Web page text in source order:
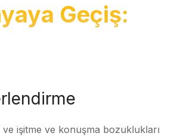
Geçiş:
işitme ve konuşma bozuklukları